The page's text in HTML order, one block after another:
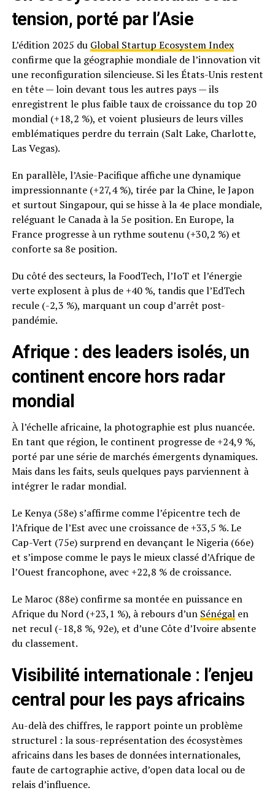
tension, porté par l’Asie
L’édition 2025 du Global Startup Ecosystem Index
confirme que la géographie mondiale de l’innovation vit
une reconfiguration silencieuse. Si les États-Unis restent
en tête — loin devant tous les autres pays — ils
enregistrent le plus faible taux de croissance du top 20
mondial (+18,2 %), et voient plusieurs de leurs villes
emblématiques perdre du terrain (Salt Lake, Charlotte,
Las Vegas).
En parallèle, l’Asie-Pacifique affiche une dynamique
impressionnante (+27,4 %), tirée par la Chine, le Japon
et surtout Singapour, qui se hisse à la 4e place mondiale,
reléguant le Canada à la 5e position. En Europe, la
France progresse à un rythme soutenu (+30,2 %) et
conforte sa 8e position.
Du côté des secteurs, la FoodTech, l’IoT et l’énergie
verte explosent à plus de +40 %, tandis que l’EdTech
recule (-2,3 %), marquant un coup d’arrêt post-
pandémie.
Afrique : des leaders isolés, un
continent encore hors radar
mondial
À l’échelle africaine, la photographie est plus nuancée.
En tant que région, le continent progresse de +24,9 %,
porté par une série de marchés émergents dynamiques.
Mais dans les faits, seuls quelques pays parviennent à
intégrer le radar mondial.
Le Kenya (58e) s’affirme comme l’épicentre tech de
l’Afrique de l’Est avec une croissance de +33,5 %. Le
Cap-Vert (75e) surprend en devançant le Nigeria (66e)
et s’impose comme le pays le mieux classé d’Afrique de
l’Ouest francophone, avec +22,8 % de croissance.
Le Maroc (88e) confirme sa montée en puissance en
Afrique du Nord (+23,1 %), à rebours d’un Sénégalen
net recul (-18,8 %, 92e), et d’une Côte d’Ivoire absente
du classement.
Visibilité internationale : l’enjeu
central pour les pays africains
Au-delà des chiffres, le rapport pointe un problème
structurel : la sous-représentation des écosystèmes
africains dans les bases de données internationales,
faute de cartographie active, d’open data local ou de
relais d’influence.